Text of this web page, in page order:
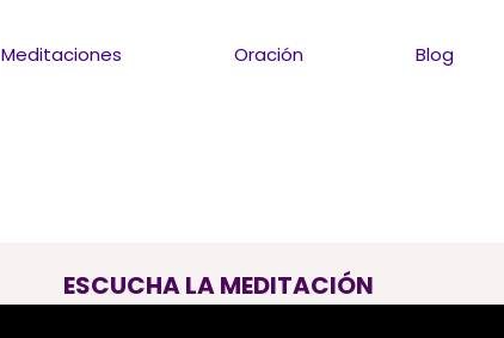
Meditaciones Oración Blog
ESCUCHA LA MEDITACIÓN